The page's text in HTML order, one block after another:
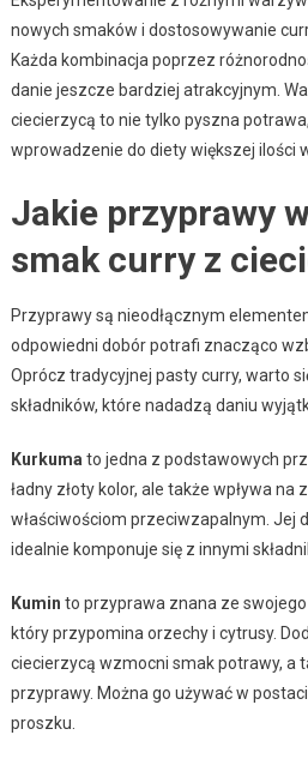
nowych smaków i dostosowywanie
Każda kombinacja poprzez
danie jeszcze bardziej atrakcyjnym.
ciecierzycą to nie tylko pyszna
wprowadzenie do diety większej ilości
Jakie przyprawy
smak curry z
Przyprawy są nieodłącznym
odpowiedni dobór potrafi znacząco
Oprócz tradycyjnej pasty curry, warto
składników, które nadadzą daniu
Kurkuma to jedna z podstawowych
ładny złoty kolor, ale także wpływa na
właściwościom przeciwzapalnym. Jej
idealnie komponuje się z innymi
Kumin to przyprawa znana ze
który przypomina orzechy i cytrusy.
ciecierzycą wzmocni smak potrawy, a
przyprawy. Można go używać w
proszku.